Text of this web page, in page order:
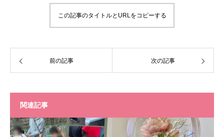
この記事のタイトルとURLをコピーする
前の記事 次の記事
関連記事